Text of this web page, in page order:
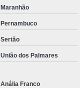
Maranhão
Pernambuco
Sertão
União dos Palmares
Anália Franco